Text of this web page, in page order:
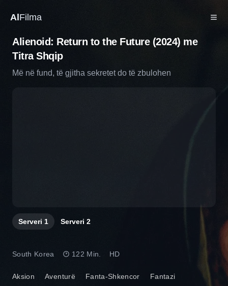
Al Filma
Alienoid: Return to the Future (2024) me
Titra Shqip
Më në fund, të gjitha sekretet do të zbulohen
Serveri 1 Serveri 2
Aksion Aventurë Fanta-Shkencor Fantazi
South Korea 122 Min. HD